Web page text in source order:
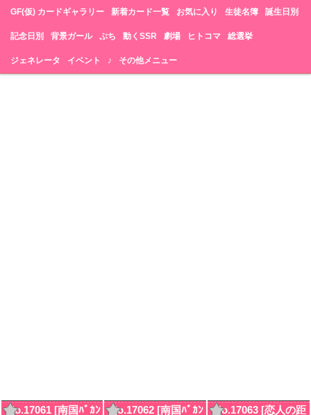
GF(仮) カードギャラリー 新着カード一覧 お気に入り 生徒名簿 誕生日別
記念日別 背景ガール ぷち 動くSSR 劇場 ヒトコマ 総選挙
ジェネレータ イベント ♪ その他メニュー
No.17061 [南国ﾊﾞｶﾝ
No.17062 [南国ﾊﾞｶﾝ
No.17063 [恋人の距